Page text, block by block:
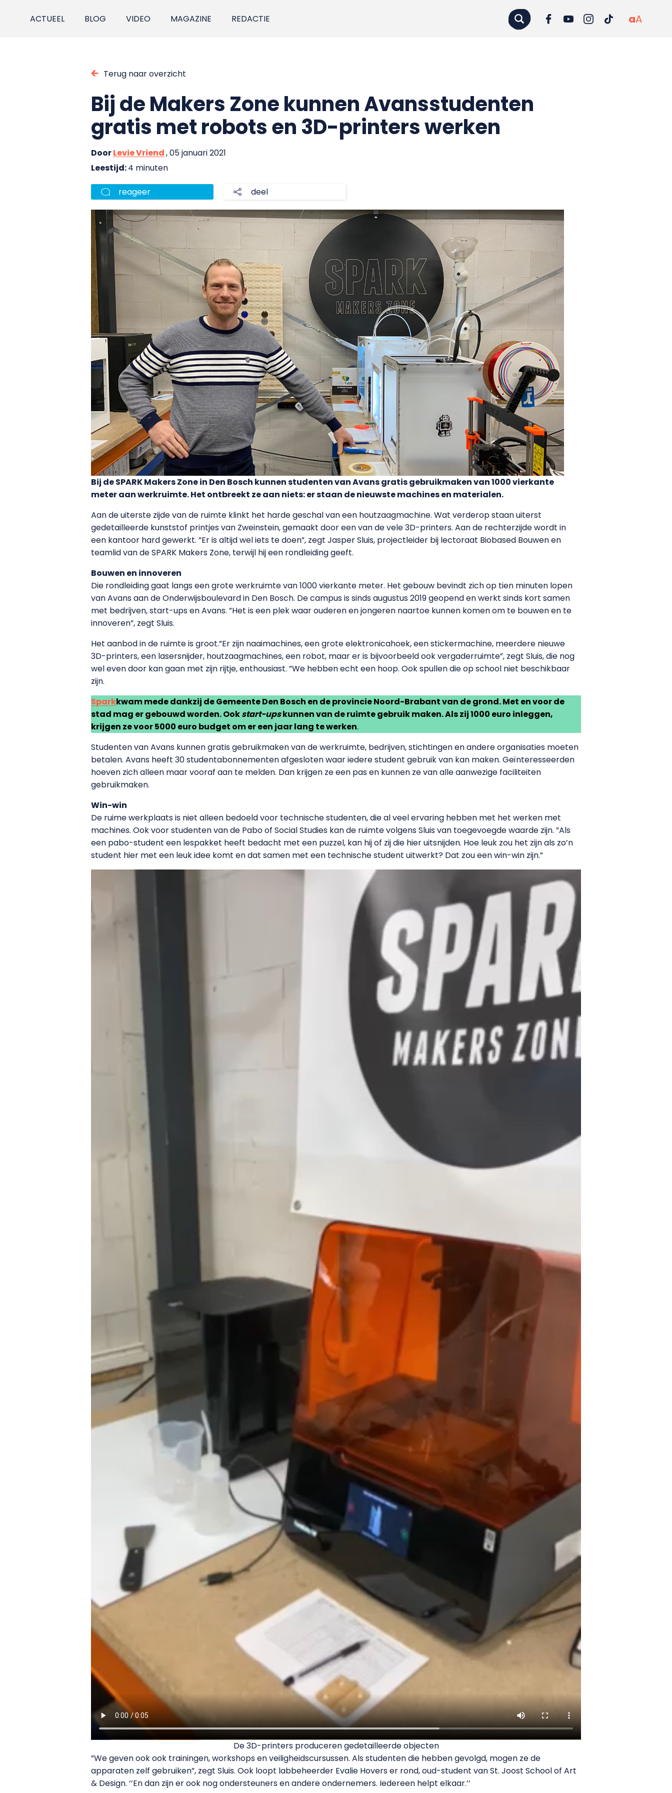
ACTUEEL BLOG VIDEO MAGAZINE REDACTIE aA
Terug naar overzicht
Bij de Makers Zone kunnen Avansstudenten
gratis met robots en 3D-printers werken
DoorLevie Vriend, 05 januari 2021
Leestijd:4 minuten
reageer deel
Bij de SPARK Makers Zone in Den Bosch kunnen studenten van Avans gratis gebruikmaken van 1000 vierkante
meter aan werkruimte. Het ontbreekt ze aan niets: er staan de nieuwste machines en materialen.
Aan de uiterste zijde van de ruimte klinkt het harde geschal van een houtzaagmachine. Wat verderop staan uiterst
gedetailleerde kunststof printjes van Zweinstein, gemaakt door een van de vele 3D-printers. Aan de rechterzijde wordt in
een kantoor hard gewerkt. ”Er is altijd wel iets te doen”, zegt Jasper Sluis, projectleider bij lectoraat Biobased Bouwen en
teamlid van de SPARK Makers Zone, terwijl hij een rondleiding geeft.
Bouwen en innoveren
Die rondleiding gaat langs een grote werkruimte van 1000 vierkante meter. Het gebouw bevindt zich op tien minuten lopen
van Avans aan de Onderwijsboulevard in Den Bosch. De campus is sinds augustus 2019 geopend en werkt sinds kort samen
met bedrijven, start-ups en Avans. ”Het is een plek waar ouderen en jongeren naartoe kunnen komen om te bouwen en te
innoveren”, zegt Sluis.
Het aanbod in de ruimte is groot.”Er zijn naaimachines, een grote elektronicahoek, een stickermachine, meerdere nieuwe
3D-printers, een lasersnijder, houtzaagmachines, een robot, maar er is bijvoorbeeld ook vergaderruimte”, zegt Sluis, die nog
wel even door kan gaan met zijn rijtje, enthousiast. ”We hebben echt een hoop. Ook spullen die op school niet beschikbaar
zijn.
Sparkkwam mede dankzij de Gemeente Den Bosch en de provincie Noord-Brabant van de grond. Met en voor de
stad mag er gebouwd worden. Ookstart-upskunnen van de ruimte gebruik maken. Als zij 1000 euro inleggen,
krijgen ze voor 5000 euro budget om er een jaar lang te werken.
Studenten van Avans kunnen gratis gebruikmaken van de werkruimte, bedrijven, stichtingen en andere organisaties moeten
betalen. Avans heeft 30 studentabonnementen afgesloten waar iedere student gebruik van kan maken. Geïnteresseerden
hoeven zich alleen maar vooraf aan te melden. Dan krijgen ze een pas en kunnen ze van alle aanwezige faciliteiten
gebruikmaken.
Win-win
De ruime werkplaats is niet alleen bedoeld voor technische studenten, die al veel ervaring hebben met het werken met
machines. Ook voor studenten van de Pabo of Social Studies kan de ruimte volgens Sluis van toegevoegde waarde zijn. ”Als
een pabo-student een lespakket heeft bedacht met een puzzel, kan hij of zij die hier uitsnijden. Hoe leuk zou het zijn als zo’n
student hier met een leuk idee komt en dat samen met een technische student uitwerkt? Dat zou een win-win zijn.”
De 3D-printers produceren gedetailleerde objecten
”We geven ook ook trainingen, workshops en veiligheidscursussen. Als studenten die hebben gevolgd, mogen ze de
apparaten zelf gebruiken”, zegt Sluis. Ook loopt labbeheerder Evalie Hovers er rond, oud-student van St. Joost School of Art
& Design. ‘’En dan zijn er ook nog ondersteuners en andere ondernemers. Iedereen helpt elkaar.’’